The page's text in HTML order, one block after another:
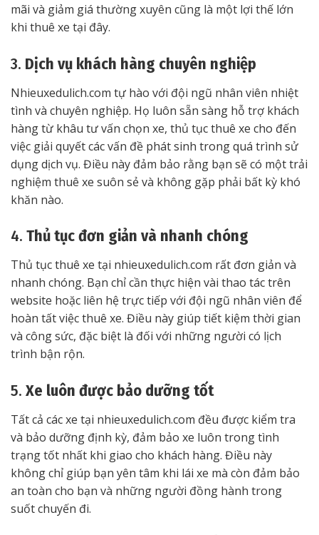
mãi và giảm giá thường xuyên cũng là một lợi thế lớn
khi thuê xe tại đây.
3. Dịch vụ khách hàng chuyên nghiệp
Nhieuxedulich.com tự hào với đội ngũ nhân viên nhiệt
tình và chuyên nghiệp. Họ luôn sẵn sàng hỗ trợ khách
hàng từ khâu tư vấn chọn xe, thủ tục thuê xe cho đến
việc giải quyết các vấn đề phát sinh trong quá trình sử
dụng dịch vụ. Điều này đảm bảo rằng bạn sẽ có một trải
nghiệm thuê xe suôn sẻ và không gặp phải bất kỳ khó
khăn nào.
4. Thủ tục đơn giản và nhanh chóng
Thủ tục thuê xe tại nhieuxedulich.com rất đơn giản và
nhanh chóng. Bạn chỉ cần thực hiện vài thao tác trên
website hoặc liên hệ trực tiếp với đội ngũ nhân viên để
hoàn tất việc thuê xe. Điều này giúp tiết kiệm thời gian
và công sức, đặc biệt là đối với những người có lịch
trình bận rộn.
5. Xe luôn được bảo dưỡng tốt
Tất cả các xe tại nhieuxedulich.com đều được kiểm tra
và bảo dưỡng định kỳ, đảm bảo xe luôn trong tình
trạng tốt nhất khi giao cho khách hàng. Điều này
không chỉ giúp bạn yên tâm khi lái xe mà còn đảm bảo
an toàn cho bạn và những người đồng hành trong
suốt chuyến đi.